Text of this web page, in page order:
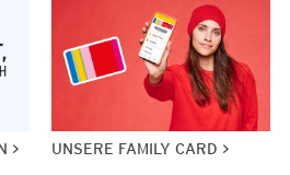
UNSERE FAMILY CARD